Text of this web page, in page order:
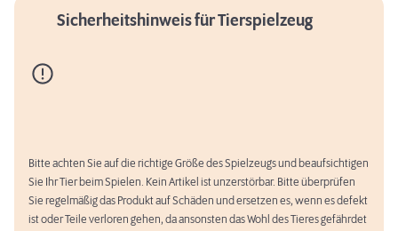
Sicherheitshinweis für Tierspielzeug
Bitte achten Sie auf die richtige Größe des Spielzeugs und beaufsichtigen
Sie Ihr Tier beim Spielen. Kein Artikel ist unzerstörbar. Bitte überprüfen
Sie regelmäßig das Produkt auf Schäden und ersetzen es, wenn es defekt
ist oder Teile verloren gehen, da ansonsten das Wohl des Tieres gefährdet
Erstausstattung für Hunde